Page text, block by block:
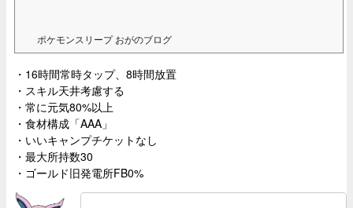
ポケモンスリープ おがのブログ
・16時間常時タップ、8時間放置
・スキル天井考慮する
・常に元気80%以上
・食材構成「AAA」
・いいキャンプチケットなし
・最大所持数30
・ゴールド旧発電所FB0%